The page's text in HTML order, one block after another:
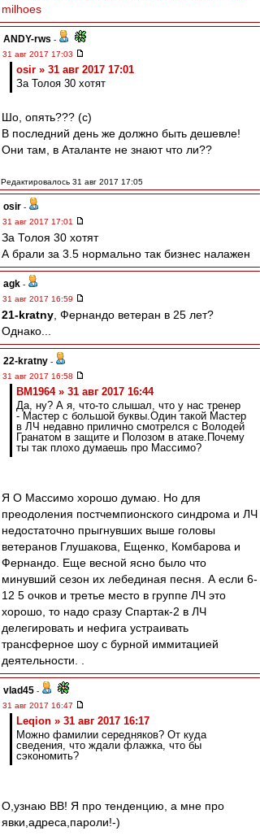
milhoes
ANDY-rws -
31 авг 2017 17:03
osir » 31 авг 2017 17:01
За Толоя 30 хотят
Шо, опять??? (с)
В последний день же должно быть дешевле!
Они там, в Аталанте не знают что ли??
Редактировалось 31 авг 2017 17:05
osir -
31 авг 2017 17:01
За Толоя 30 хотят
А брали за 3.5 нормально так бизнес налажен
agk -
31 авг 2017 16:59
21-kratny , Фернандо ветеран в 25 лет?
Однако...
22-kratny -
31 авг 2017 16:58
BM1964 » 31 авг 2017 16:44
Да, ну? А я, что-то слышал, что у нас тренер
- Мастер с большой буквы.Один такой Мастер
в ЛЧ недавно прилично смотрелся с Володей
Гранатом в защите и Полозом в атаке.Почему
ты так плохо думаешь про Массимо?
Я О Массимо хорошо думаю. Но для
преодоления постчемпионского синдрома и ЛЧ
недостаточно прыгнувших выше головы
ветеранов Глушакова, Ещенко, Комбарова и
Фернандо. Еще весной ясно было что
минувший сезон их лебединая песня. А если 6-
12 5 очков и третье место в группе ЛЧ это
хорошо, то надо сразу Спартак-2 в ЛЧ
делегировать и нефига устраивать
трансферное шоу с бурной иммитацией
деятельности. .
vlad45 -
31 авг 2017 16:47
Leqion » 31 авг 2017 16:17
Можно фамилии середняков? От куда
сведения, что ждали флажка, что бы
сэкономить?
О,узнаю ВВ! Я про тенденцию, а мне про
явки,адреса,пароли!-)